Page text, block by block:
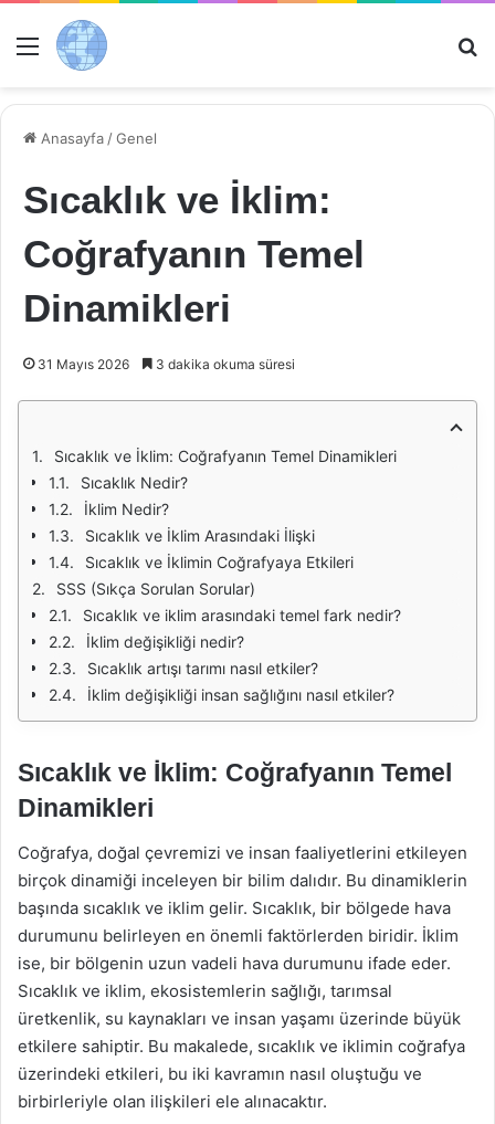
Menü
Anasayfa /Genel
Sıcaklık ve İklim:
Coğrafyanın Temel
Dinamikleri
31 Mayıs 2026 3 dakika okuma süresi
Sıcaklık ve İklim: Coğrafyanın Temel Dinamikleri
Sıcaklık Nedir?
İklim Nedir?
Sıcaklık ve İklim Arasındaki İlişki
Sıcaklık ve İklimin Coğrafyaya Etkileri
SSS (Sıkça Sorulan Sorular)
Sıcaklık ve iklim arasındaki temel fark nedir?
İklim değişikliği nedir?
Sıcaklık artışı tarımı nasıl etkiler?
İklim değişikliği insan sağlığını nasıl etkiler?
Sıcaklık ve İklim: Coğrafyanın Temel
Dinamikleri
Coğrafya, doğal çevremizi ve insan faaliyetlerini etkileyen
birçok dinamiği inceleyen bir bilim dalıdır. Bu dinamiklerin
başında sıcaklık ve iklim gelir. Sıcaklık, bir bölgede hava
durumunu belirleyen en önemli faktörlerden biridir. İklim
ise, bir bölgenin uzun vadeli hava durumunu ifade eder.
Sıcaklık ve iklim, ekosistemlerin sağlığı, tarımsal
üretkenlik, su kaynakları ve insan yaşamı üzerinde büyük
etkilere sahiptir. Bu makalede, sıcaklık ve iklimin coğrafya
üzerindeki etkileri, bu iki kavramın nasıl oluştuğu ve
birbirleriyle olan ilişkileri ele alınacaktır.